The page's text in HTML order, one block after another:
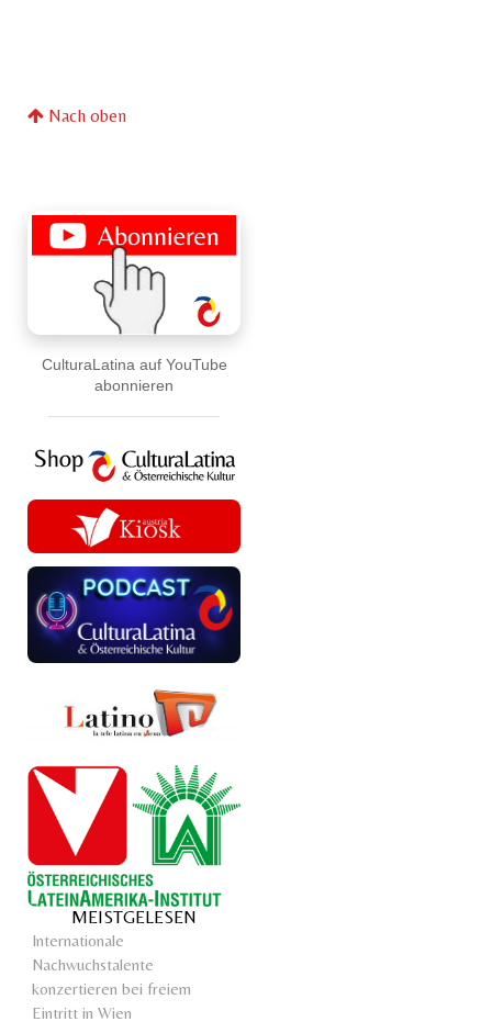
CulturaLatina auf YouTube
abonnieren
MEISTGELESEN
Internationale
Nachwuchstalente
konzertieren bei freiem
Eintritt in Wien
Nach oben